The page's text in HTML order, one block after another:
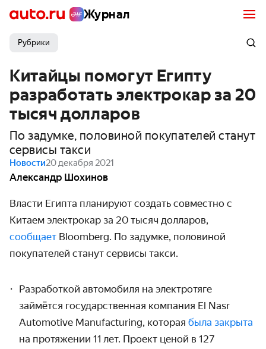
Журнал
Рубрики
Китайцы помогут Египту
разработать электрокар за 20
тысяч долларов
По задумке, половиной покупателей станут
сервисы такси
Новости20 декабря 2021
Александр Шохинов
Власти Египта планируют создать совместно с
Китаем электрокар за 20 тысяч долларов,
сообщает Bloomberg. По задумке, половиной
покупателей станут сервисы такси.
Разработкой автомобиля на электротяге
займётся государ­ственная компания El Nasr
Automotive Manufacturing, которая была закрыта
на протяжении 11 лет. Проект ценой в 127